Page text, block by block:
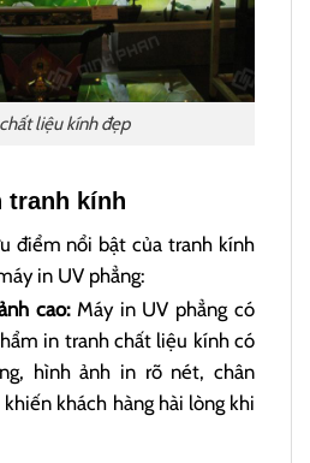
liệu kính đẹp
tranh kính
điểm nổi bật của tranh kính
in UV phẳng:
cao:Máy in UV phẳng có
in tranh chất liệu kính có
hình ảnh in rõ nét, chân
khách hàng hài lòng khi